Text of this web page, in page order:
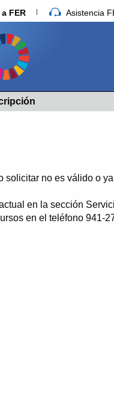
FER Asistencia
solicitar no es válido o
en la sección
en el teléfono 941-